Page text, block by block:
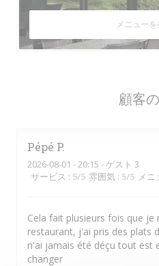
顧客
Pépé P
2026-08-01 - 20:15 - ゲスト 3
サービス : 5/5 雰囲気 : 5/5 メニ
Cela fait plusieurs fois que je
restaurant, j'ai pris des plats
n'ai jamais été déçu tout est
changer
メニュー